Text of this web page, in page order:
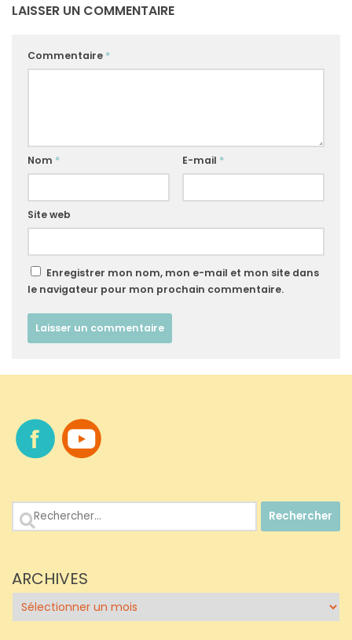
LAISSER UN COMMENTAIRE
Commentaire *
Nom * E-mail *
Site web
Enregistrer mon nom, mon e-mail et mon site dans
le navigateur pour mon prochain commentaire.
Rechercher :
ARCHIVES
Archives